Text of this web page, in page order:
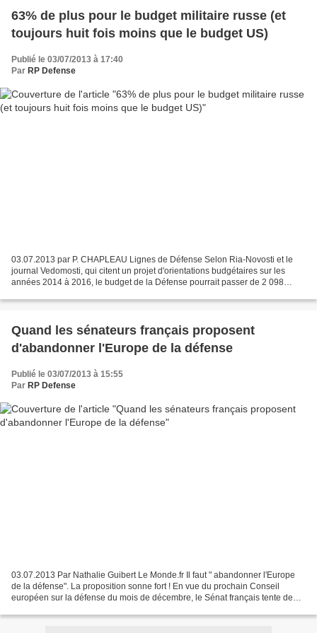
63% de plus pour le budget militaire russe (et
toujours huit fois moins que le budget US)
Publié le 03/07/2013 à 17:40
Par RP Defense
03.07.2013 par P. CHAPLEAU Lignes de Défense Selon Ria-Novosti et le
journal Vedomosti, qui citent un projet d'orientations budgétaires sur les
années 2014 à 2016, le budget de la Défense pourrait passer de 2 098
Quand les sénateurs français proposent
d'abandonner l'Europe de la défense
Publié le 03/07/2013 à 15:55
Par RP Defense
03.07.2013 Par Nathalie Guibert Le Monde.fr Il faut " abandonner l'Europe
de la défense". La proposition sonne fort ! En vue du prochain Conseil
européen sur la défense du mois de décembre, le Sénat français tente de